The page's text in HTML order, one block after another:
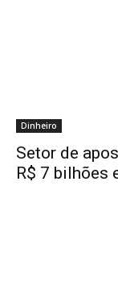
Dinheiro
Setor de
R$ 7 bilhões